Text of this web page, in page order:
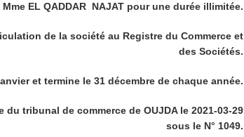
Mme EL QADDAR NAJAT pour une durée illimitée.
de la société au Registre du Commerce et
des Sociétés.
et termine le 31 décembre de chaque année.
tribunal de commerce de OUJDA le 2021-03-29
sous le N° 1049.